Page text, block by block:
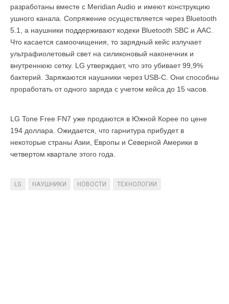
разработаны вместе с Meridian Audio и имеют конструкцию
ушного канала. Сопряжение осуществляется через Bluetooth
5.1, а наушники поддерживают кодеки Bluetooth SBC и AAC.
Что касается самоочищения, то зарядный кейс излучает
ультрафиолетовый свет на силиконовый наконечник и
внутреннюю сетку. LG утверждает, что это убивает 99,9%
бактерий. Заряжаются наушники через USB-C. Они способны
проработать от одного заряда с учетом кейса до 15 часов.
LG Tone Free FN7 уже продаются в Южной Корее по цене
194 доллара. Ожидается, что гарнитура прибудет в
некоторые страны Азии, Европы и Северной Америки в
четвертом квартале этого года.
LG НАУШНИКИ НОВОСТИ ТЕХНОЛОГИИ